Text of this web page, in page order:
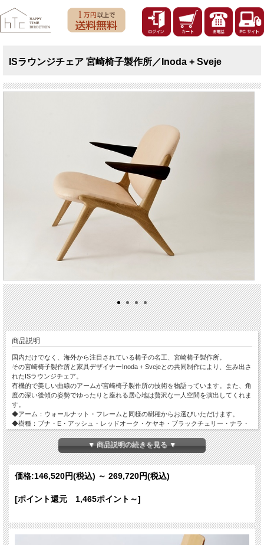
ISラウンジチェア 宮崎椅子製作所／Inoda + Sveje
商品説明
国内だけでなく、海外から注目されている椅子の名工、宮崎椅子製作所。
その宮崎椅子製作所と家具デザイナーInoda + Svejeとの共同制作により、生み出さ
れたISラウンジチェア。
有機的で美しい曲線のアームが宮崎椅子製作所の技術を物語っています。また、角
度の深い後傾の姿勢でゆったりと座れる居心地は贅沢な一人空間を演出してくれま
す。
◆アーム：ウォールナット・フレームと同様の樹種からお選びいただけます。
◆樹種：ブナ・E・アッシュ・レッドオーク・ケヤキ・ブラックチェリー・ナラ・
ウォールナットからお選びいただけます（樹種によって価格が変わります）。
◆張地：豊富な種類の張地からお選びいただけます（張地によって価格が変わりま
す）。
▼ 商品説明の続きを見る ▼
価格:146,520円(税込) ～ 269,720円(税込)
[ポイント還元 1,465ポイント～]